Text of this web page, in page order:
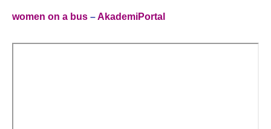
women on a bus –AkademiPortal